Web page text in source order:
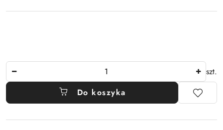
szt.
Do koszyka
Dostępność